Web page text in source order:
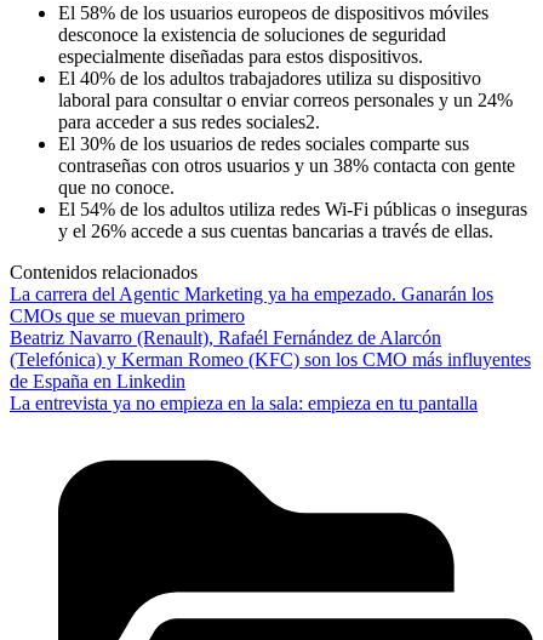
El 58% de los usuarios europeos de dispositivos móviles
desconoce la existencia de soluciones de seguridad
especialmente diseñadas para estos dispositivos.
El 40% de los adultos trabajadores utiliza su dispositivo
laboral para consultar o enviar correos personales y un 24%
para acceder a sus redes sociales2.
El 30% de los usuarios de redes sociales comparte sus
contraseñas con otros usuarios y un 38% contacta con gente
que no conoce.
El 54% de los adultos utiliza redes Wi-Fi públicas o inseguras
y el 26% accede a sus cuentas bancarias a través de ellas.
Contenidos relacionados
La carrera del Agentic Marketing ya ha empezado. Ganarán los
CMOs que se muevan primero
Beatriz Navarro (Renault), Rafaél Fernández de Alarcón
(Telefónica) y Kerman Romeo (KFC) son los CMO más influyentes
de España en Linkedin
La entrevista ya no empieza en la sala: empieza en tu pantalla